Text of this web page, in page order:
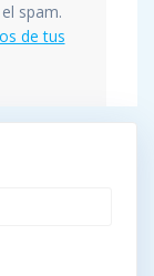
spam.
de tus